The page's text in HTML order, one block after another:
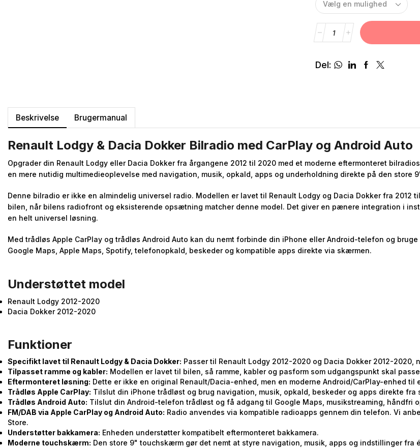
Del:
Beskrivelse Brugermanual
Renault Lodgy & Dacia Dokker Bilradio med CarPlay og Android Auto
Opgrader din Renault Lodgy eller Dacia Dokker fra årgangene 2012 til 2020 med et moderne eftermonteret
en mere nutidig multimedieoplevelse med navigation, musik, opkald, apps og underholdning direkte på den store
Denne bilradio er ikke en almindelig universel radio. Modellen er lavet til Renault Lodgy og Dacia Dokker fra 2012
bilen, når bilens radiofront og eksisterende opsætning matcher denne model. Det giver en pænere integration i
en helt universel løsning.
Med trådløs Apple CarPlay og trådløs Android Auto kan du nemt forbinde din iPhone eller Android-telefon og
Google Maps, Apple Maps, Spotify, telefonopkald, beskeder og kompatible apps direkte via skærmen.
Understøttet model
Renault Lodgy 2012-2020
Dacia Dokker 2012-2020
Funktioner
Specifikt lavet til Renault Lodgy & Dacia Dokker: Passer til Renault Lodgy 2012-2020 og Dacia Dokker 2012-
Tilpasset ramme og kabler: Modellen er lavet til bilen, så ramme, kabler og pasform som udgangspunkt skal
Eftermonteret løsning: Dette er ikke en original Renault/Dacia-enhed, men en moderne Android/CarPlay-enhed til
Trådløs Apple CarPlay: Tilslut din iPhone trådløst og brug navigation, musik, opkald, beskeder og apps direkte fra
Trådløs Android Auto: Tilslut din Android-telefon trådløst og få adgang til Google Maps, musikstreaming, håndfri
FM/DAB via Apple CarPlay og Android Auto: Radio anvendes via kompatible radioapps gennem din telefon. Vi
Store.
Understøtter bakkamera: Enheden understøtter kompatibelt eftermonteret bakkamera.
Moderne touchskærm: Den store 9" touchskærm gør det nemt at styre navigation, musik, apps og indstillinger fra